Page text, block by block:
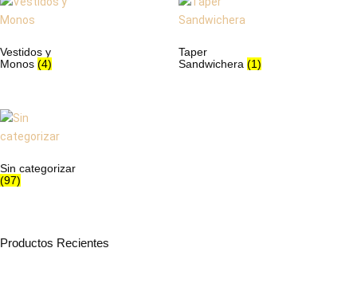
Vestidos y
Monos (4)
Taper
Sandwichera (1)
Sin categorizar
(97)
Productos Recientes